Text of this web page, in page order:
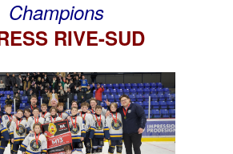
Champions
RIVE-SUD